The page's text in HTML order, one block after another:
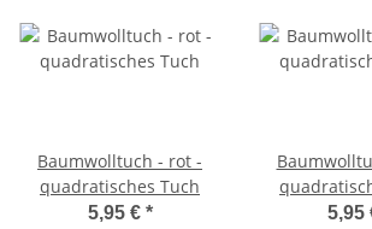
Baumwolltuch - rot -
quadratisches Tuch
5,95 € * 5,95